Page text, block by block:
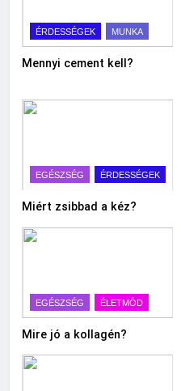
ÉRDESSÉGEK MUNKA
Mennyi cement kell?
EGÉSZSÉG ÉRDESSÉGEK
Miért zsibbad a kéz?
EGÉSZSÉG ÉLETMÓD
Mire jó a kollagén?